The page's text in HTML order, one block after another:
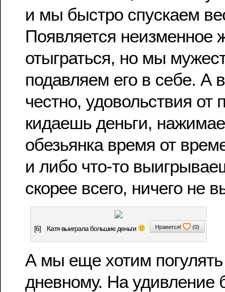
и мы быстро спускаем
Появляется неизменное
отыграться, но мы
подавляем его в себе. А
честно, удовольствия от
кидаешь деньги,
обезьянка время от
и либо что-то
скорее всего, ничего не
[6] Катя выиграла большие деньги Нравится! (0)
А мы еще хотим
дневному. На удивление